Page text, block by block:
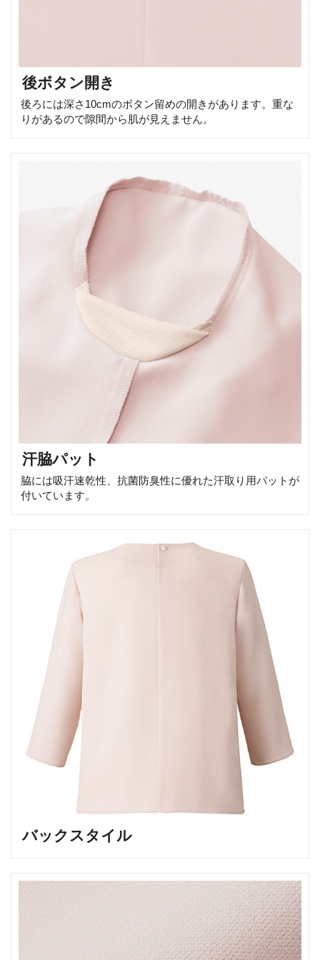
後ボタン開き
後ろには深さ10cmのボタン留めの開きがあります。重な
りがあるので隙間から肌が見えません。
汗脇パット
脇には吸汗速乾性、抗菌防臭性に優れた汗取り用パットが
付いています。
バックスタイル